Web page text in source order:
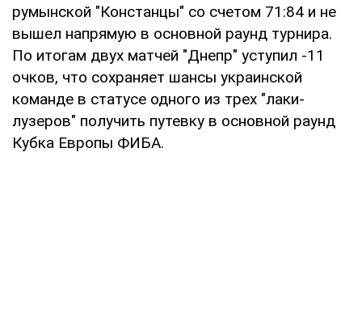
румынской "Констанцы" со счетом 71:84 и не
вышел напрямую в основной раунд турнира.
По итогам двух матчей "Днепр" уступил -11
очков, что сохраняет шансы украинской
команде в статусе одного из трех "лаки-
лузеров" получить путевку в основной раунд
Кубка Европы ФИБА.